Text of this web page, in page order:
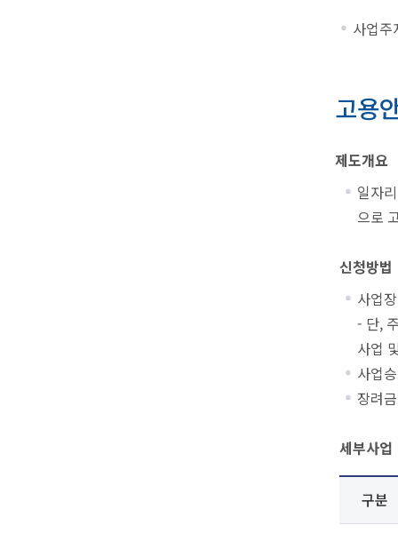
사업주
고용
제도개요
일자
으로
신청방법
사업
- 단,
사업
사업
장려
세부사업
구분